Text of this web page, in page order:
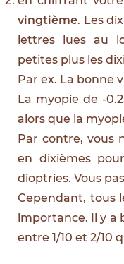
vingtième. Les
lettres lues au
petites plus les
Par ex. La bonne
La myopie de -
alors que la
Par contre, vous
en dixièmes
dioptries. Vous
Cependant, tous
importance. Il y a
entre 1/10 et 2/10